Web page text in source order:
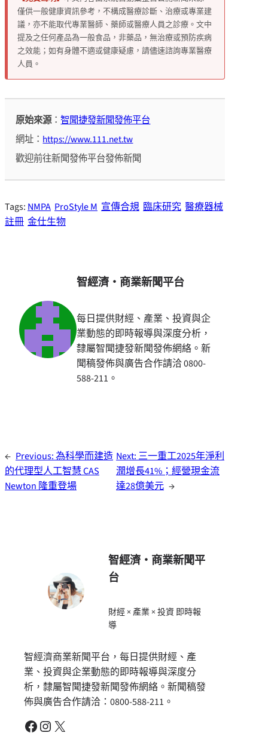
僅供一般健康資訊參考，不構成醫療診斷、治療或專業建
議，亦不能取代專業醫師、藥師或醫療人員之診療。文中
提及之任何產品為一般食品，非藥品，無治療或預防疾病
之效能；如有身體不適或健康疑慮，請儘速諮詢專業醫療
人員。
原始來源：智聞捷發新聞發佈平台
網址： https://www.111.net.tw
歡迎前往新聞發佈平台發佈新聞
Tags: NMPA ProStyle M 宣傳合規 臨床研究 醫療器械
註冊 金仕生物
智經濟・商業新聞平台
每日提供財經、產業、投資與企
業動態的即時報導與深度分析，
隸屬智聞捷發新聞發佈網絡。新
聞稿發佈與廣告合作請洽 0800-
588-211。
← Previous:為科學而建造
的代理型人工智慧 CAS
Newton 隆重登場
Next: 三一重工2025年淨利
潤增長41%；經營現金流
達28億美元 →
智經濟・商業新聞平
台
財經 × 產業 × 投資 即時報
導
智經濟商業新聞平台，每日提供財經、產
業、投資與企業動態的即時報導與深度分
析，隸屬智聞捷發新聞發佈網絡。新聞稿發
佈與廣告合作請洽：0800-588-211。
Facebook Instagram X